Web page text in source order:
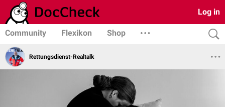
Log in
Community Flexikon Shop
Rettungsdienst-Realtalk